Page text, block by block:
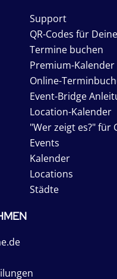
Support
QR-Codes für
Termine buchen
Premium-Kalender
Online-
Event-Bridge
Location-Kalender
"Wer zeigt es?" für
Events
Kalender
Locations
Städte